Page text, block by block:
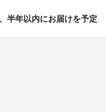
半年以内にお届けを予定